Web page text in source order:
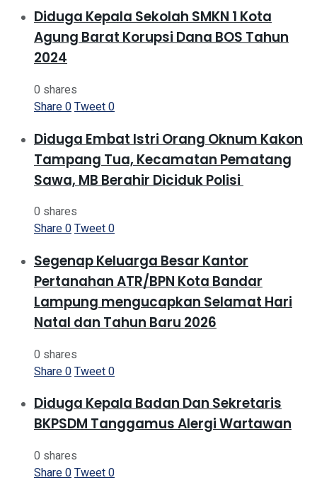
Diduga Kepala Sekolah SMKN 1 Kota
Agung Barat Korupsi Dana BOS Tahun
2024
0 shares
Share0Tweet0
Diduga Embat Istri Orang Oknum Kakon
Tampang Tua, Kecamatan Pematang
Sawa, MB Berahir Diciduk Polisi
0 shares
Share0Tweet0
Segenap Keluarga Besar Kantor
Pertanahan ATR/BPN Kota Bandar
Lampung mengucapkan Selamat Hari
Natal dan Tahun Baru 2026
0 shares
Share0Tweet0
Diduga Kepala Badan Dan Sekretaris
BKPSDM Tanggamus Alergi Wartawan
0 shares
Share0Tweet0